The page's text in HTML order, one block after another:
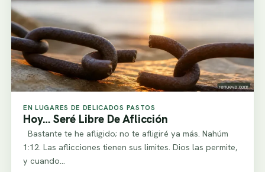
EN LUGARES DE DELICADOS PASTOS
Hoy… Seré Libre De Aflicción
Bastante te he afligido; no te afligiré ya más. Nahúm
1:12. Las aflicciones tienen sus limites. Dios las permite,
y cuando…